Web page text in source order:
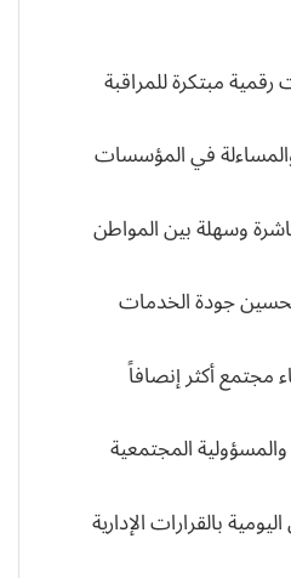
رقمية مبتكرة للمراقبة
في المؤسسات
وسهلة بين المواطن
جودة الخدمات
مجتمع أكثر إنصافاً
والمسؤولية المجتمعية
بالقرارات الإدارية